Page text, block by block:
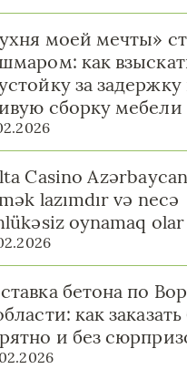
моей мечты»
как
за задержку
сборку мебели
Casino
lazımdır və necə
oynamaq olar
бетона по
как
и без